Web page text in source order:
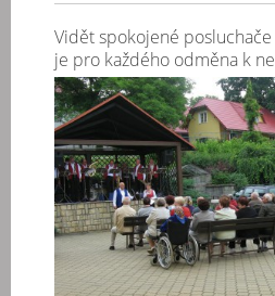
Vidět spokojené
je pro každého odměna k